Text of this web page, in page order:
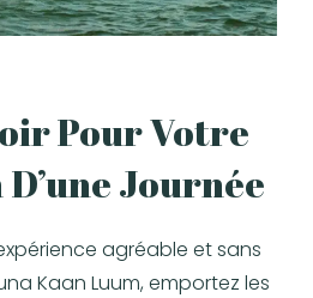
Pour Votre
Journée
agréable et sans
Kaan Luum, emportez les